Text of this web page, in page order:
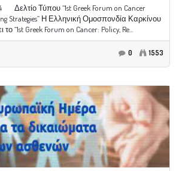
Δελτίο Τύπου “1st Greek Forum on Cancer
Strategies” Η Ελληνική Ομοσπονδία Καρκίνου
Greek Forum on Cancer: Policy, Re...
0 1553